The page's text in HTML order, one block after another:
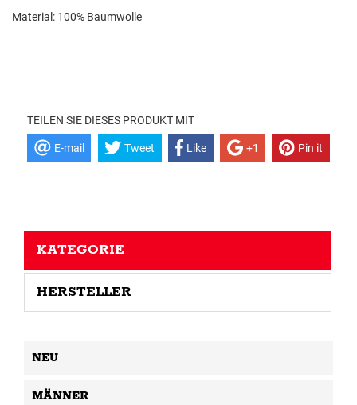
Material: 100% Baumwolle
TEILEN SIE DIESES PRODUKT MIT
E-mail Tweet Like +1 Pin it
KATEGORIE
HERSTELLER
NEU
MÄNNER